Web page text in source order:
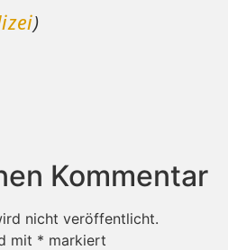
)
Kommentar
nicht veröffentlicht.
mit * markiert